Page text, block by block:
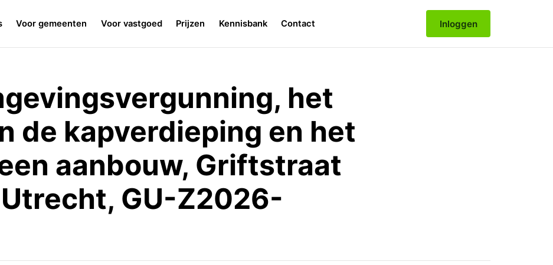
Voor gemeenten Voor vastgoed Prijzen Kennisbank Contact Inloggen
het
de kapverdieping en het
aanbouw, Griftstraat
Utrecht, GU-Z2026-